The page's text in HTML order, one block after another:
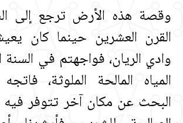
وقصة هذه الأرض ترجع إلى
القرن العشرين حينما كان
وادي الريان، فواجهتم في
المياه المالحة الملوثة،
البحث عن مكان آخر تتوفر فيه